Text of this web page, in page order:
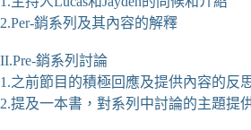
2.Per-銷系列及其內容的解釋
II.Pre-銷系列討論
1.之前節目的積極回應及提供內容的反
2.提及一本書，對系列中討論的主題提